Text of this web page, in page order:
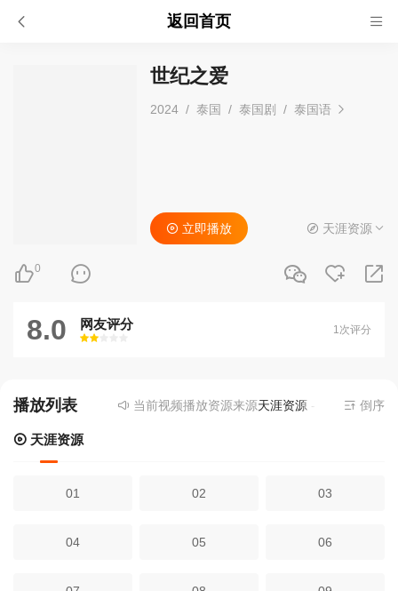
返回首页
世纪之爱
2024 / 泰国 / 泰国剧 / 泰国语
0
立即播放 天涯资源
8.0 网友评分
很差
较差还行推荐力荐
1次评分
播放列表 当前视频播放资源来源天涯资源- 提供为您免费
倒序
天涯资源
01 02 03
04 05 06